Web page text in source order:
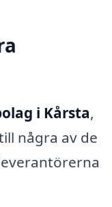
i Kårsta,
några av de